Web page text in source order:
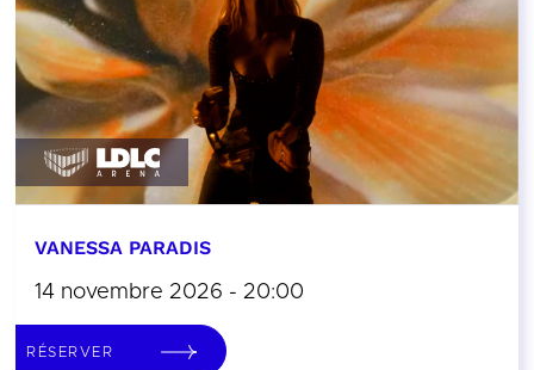
VANESSA PARADIS
14 novembre 2026 - 20:00
RÉSERVER